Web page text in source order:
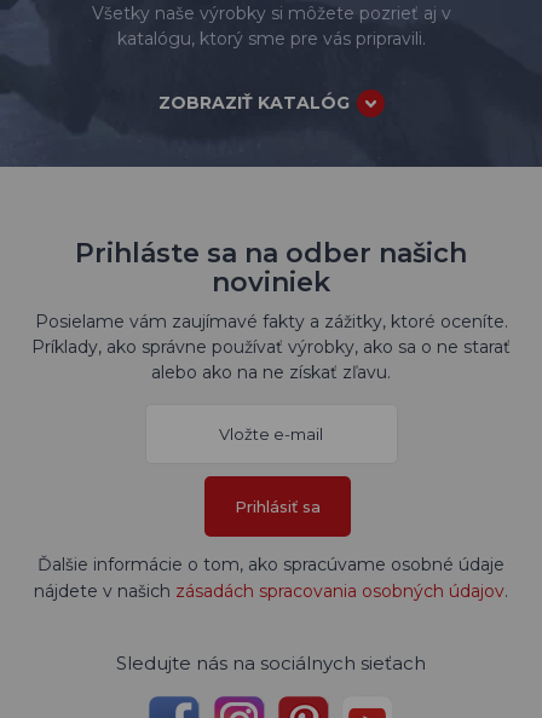
Všetky naše výrobky si môžete pozrieť aj v
katalógu, ktorý sme pre vás pripravili.
ZOBRAZIŤ KATALÓG
Prihláste sa na odber našich
noviniek
Posielame vám zaujímavé fakty a zážitky, ktoré oceníte.
Príklady, ako správne používať výrobky, ako sa o ne starať
alebo ako na ne získať zľavu.
Prihlásiť sa
Ďalšie informácie o tom, ako spracúvame osobné údaje
nájdete v našich zásadách spracovania osobných údajov.
Sledujte nás na sociálnych sieťach